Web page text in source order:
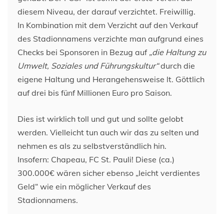
diesem Niveau, der darauf verzichtet. Freiwillig.
In Kombination mit dem Verzicht auf den Verkauf
des Stadionnamens verzichte man aufgrund eines
Checks bei Sponsoren in Bezug auf „die Haltung zu
Umwelt, Soziales und Führungskultur“durch die
eigene Haltung und Herangehensweise lt. Göttlich
auf drei bis fünf Millionen Euro pro Saison.
Dies ist wirklich toll und gut und sollte gelobt
werden. Vielleicht tun auch wir das zu selten und
nehmen es als zu selbstverständlich hin.
Insofern: Chapeau, FC St. Pauli! Diese (ca.)
300.000€ wären sicher ebenso „leicht verdientes
Geld“ wie ein möglicher Verkauf des
Stadionnamens.